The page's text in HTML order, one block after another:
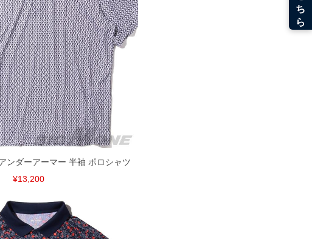
ンダーアーマー 半袖 ポロシャツ
¥13,200